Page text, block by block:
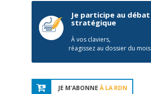
Je participe au débat
stratégique
À vos claviers,
réagissez au dossier du mois
JE M'ABONNE À LA RDN